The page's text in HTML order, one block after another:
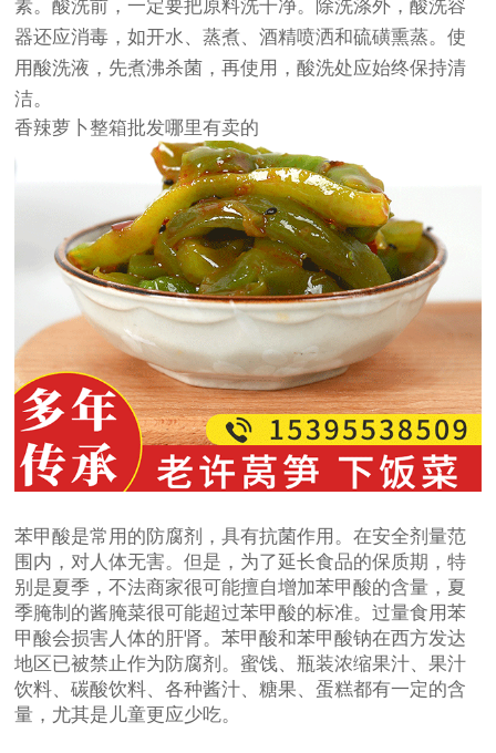
素。酸洗前，一定要把原料洗干净。除洗涤外，酸洗容
器还应消毒，如开水、蒸煮、酒精喷洒和硫磺熏蒸。使
用酸洗液，先煮沸杀菌，再使用，酸洗处应始终保持清
洁。
香辣萝卜整箱批发哪里有卖的
苯甲酸是常用的防腐剂，具有抗菌作用。在安全剂量范
围内，对人体无害。但是，为了延长食品的保质期，特
别是夏季，不法商家很可能擅自增加苯甲酸的含量，夏
季腌制的酱腌菜很可能超过苯甲酸的标准。过量食用苯
甲酸会损害人体的肝肾。苯甲酸和苯甲酸钠在西方发达
地区已被禁止作为防腐剂。蜜饯、瓶装浓缩果汁、果汁
饮料、碳酸饮料、各种酱汁、糖果、蛋糕都有一定的含
量，尤其是儿童更应少吃。